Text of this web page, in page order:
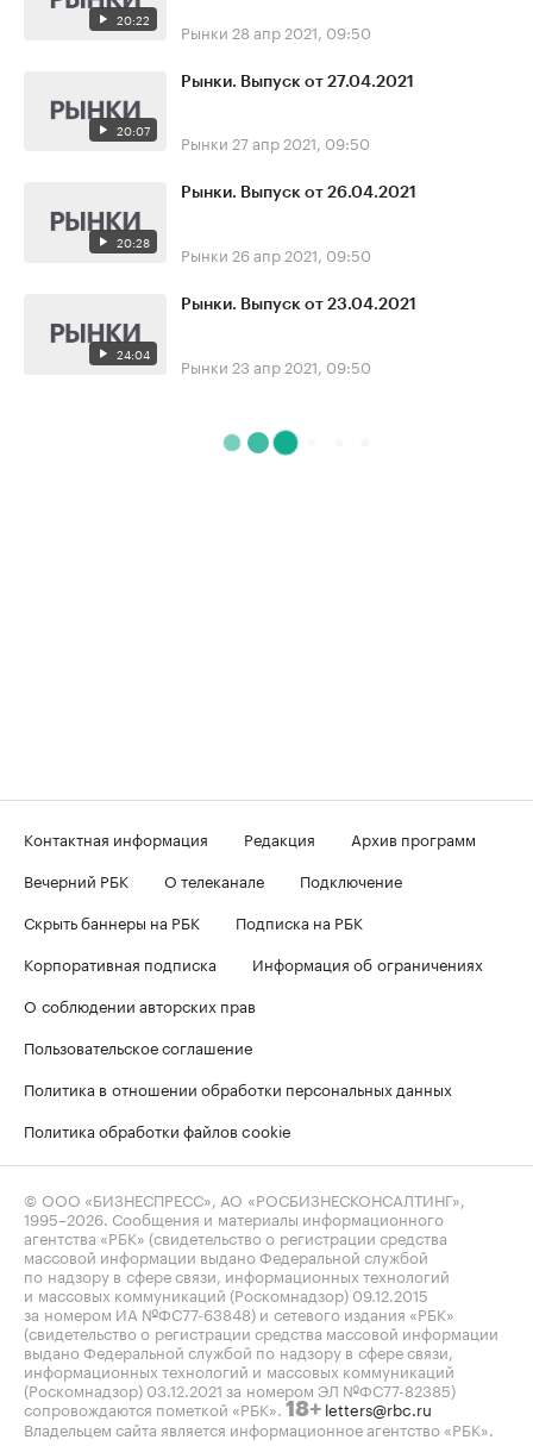
20:22 Рынки 28 апр 2021, 09:50
20:07
Рынки. Выпуск от 27.04.2021
Рынки 27 апр 2021, 09:50
20:28
Рынки. Выпуск от 26.04.2021
Рынки 26 апр 2021, 09:50
24:04
Рынки. Выпуск от 23.04.2021
Рынки 23 апр 2021, 09:50
Контактная информация Редакция
Архив программ
Вечерний РБК
О телеканале
Подключение
Скрыть баннеры на РБК
Подписка на РБК
Корпоративная подписка
Информация об ограничениях
О соблюдении авторских прав
Пользовательское соглашение
Политика в отношении обработки персональных данных
Политика обработки файлов cookie
© ООО «БИЗНЕСПРЕСС», АО «РОСБИЗНЕСКОНСАЛТИНГ»,
1995–2026 . Сообщения и материалы информационного
агентства «РБК» (свидетельство о регистрации средства
массовой информации выдано Федеральной службой
по надзору в сфере связи, информационных технологий
и массовых коммуникаций (Роскомнадзор) 09.12.2015
за номером ИА №ФС77-63848) и сетевого издания «РБК»
(свидетельство о регистрации средства массовой информации
выдано Федеральной службой по надзору в сфере связи,
информационных технологий и массовых коммуникаций
(Роскомнадзор) 03.12.2021 за номером ЭЛ №ФС77-82385)
сопровождаются пометкой «РБК». 18+ letters@rbc.ru
Владельцем сайта является информационное агентство «РБК».